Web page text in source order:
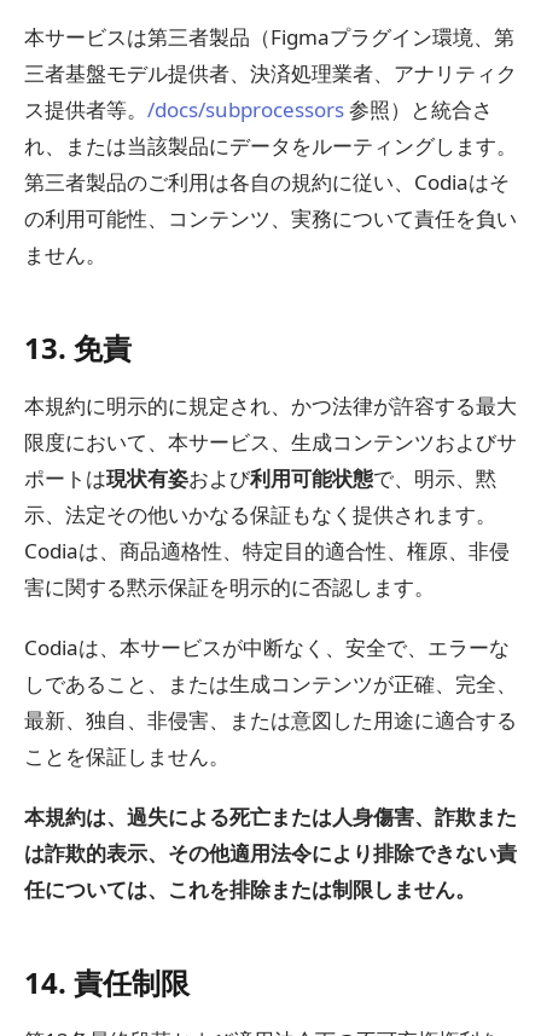
本サービスは第三者製品（Figmaプラグイン環境、第
三者基盤モデル提供者、決済処理業者、アナリティク
ス提供者等。 /docs/subprocessors参照）と統合さ
れ、または当該製品にデータをルーティングします。
第三者製品のご利用は各自の規約に従い、Codiaはそ
の利用可能性、コンテンツ、実務について責任を負い
ません。
13. 免責
本規約に明示的に規定され、かつ法律が許容する最大
限度において、本サービス、生成コンテンツおよびサ
ポートは現状有姿および利用可能状態で、明示、黙
示、法定その他いかなる保証もなく提供されます。
Codiaは、商品適格性、特定目的適合性、権原、非侵
害に関する黙示保証を明示的に否認します。
Codiaは、本サービスが中断なく、安全で、エラーな
しであること、または生成コンテンツが正確、完全、
最新、独自、非侵害、または意図した用途に適合する
ことを保証しません。
本規約は、過失による死亡または人身傷害、詐欺また
は詐欺的表示、その他適用法令により排除できない責
任については、これを排除または制限しません。
14. 責任制限